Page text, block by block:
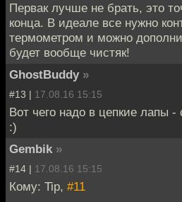
Первак лучше не брать, это
конца. В идеале все нужно
термометром и можно
будет вообще чистяк!
GhostBuddy »
#13 | 17.08.16 15:15
Вот чего надо в цепкие лапы
:)
Gembik »
#14 | 17.08.16 15:15
Кому: Tip, #11